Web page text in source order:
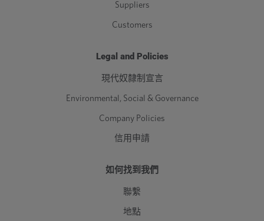
Suppliers
Customers
Legal and Policies
現代奴隸制宣言
Environmental, Social & Governance
Company Policies
信用申請
如何找到我們
聯繫
地點